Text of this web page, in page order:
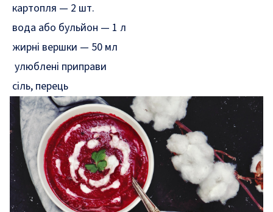
картопля — 2 шт.
вода або бульйон — 1 л
жирні вершки — 50 мл
улюблені приправи
сіль, перець